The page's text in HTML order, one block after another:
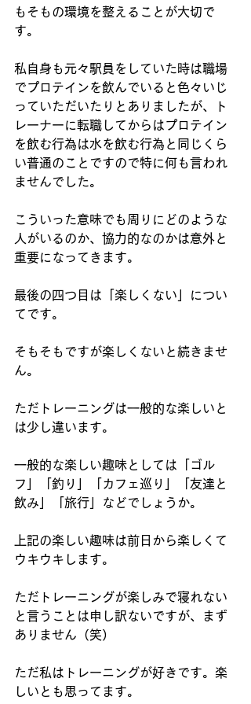
もそもの環境を整えることが大切で
す。
私自身も元々駅員をしていた時は職場
でプロテインを飲んでいると色々いじ
っていただいたりとありましたが、ト
レーナーに転職してからはプロテイン
を飲む行為は水を飲む行為と同じくら
い普通のことですので特に何も言われ
ませんでした。
こういった意味でも周りにどのような
人がいるのか、協力的なのかは意外と
重要になってきます。
最後の四つ目は「楽しくない」につい
てです。
そもそもですが楽しくないと続きませ
ん。
ただトレーニングは一般的な楽しいと
は少し違います。
一般的な楽しい趣味としては「ゴル
フ」「釣り」「カフェ巡り」「友達と
飲み」「旅行」などでしょうか。
上記の楽しい趣味は前日から楽しくて
ウキウキします。
ただトレーニングが楽しみで寝れない
と言うことは申し訳ないですが、まず
ありません（笑）
ただ私はトレーニングが好きです。楽
しいとも思ってます。